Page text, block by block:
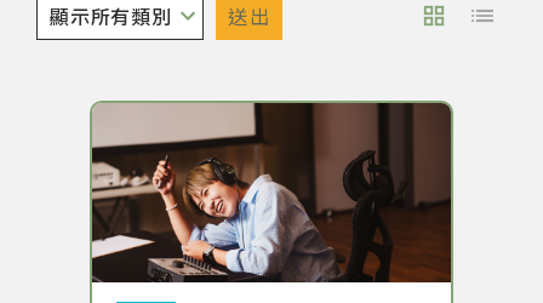
送出
專文專區
網站導覽
關於資料庫
音樂空間